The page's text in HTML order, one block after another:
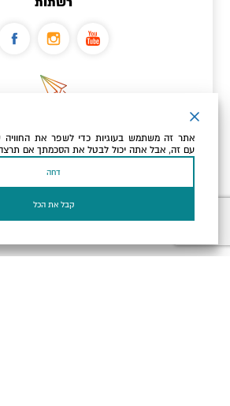
כתובת הדוא"ל שלך
אני מאשר/ת שקראתי ומסכים/ה
אתר זה משתמש בעוגיות כדי לשפר את החוויה
עם זה, אבל אתה יכול לבטל את הסכמתך אם
דחה
קבל את הכל